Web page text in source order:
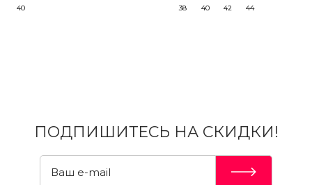
40 38 40 42 44
ПОДПИШИТЕСЬ НА СКИДКИ!